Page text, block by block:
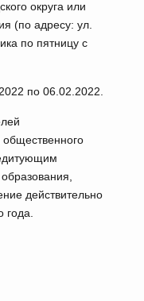
округа или
(по адресу: ул.
по пятницу с
по 06.02.2022.
действительно
года.